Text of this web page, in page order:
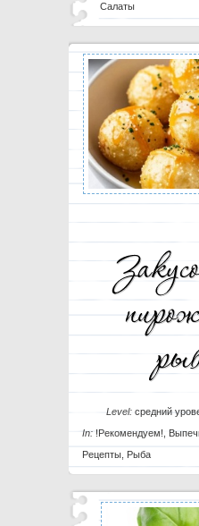
Салаты
Level: средний
In: !Рекомендуем!
Рецепты, Рыба